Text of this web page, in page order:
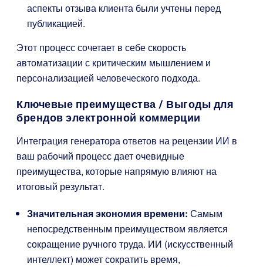
аспекты отзыва клиента были учтены перед
публикацией.
Этот процесс сочетает в себе скорость
автоматизации с критическим мышлением и
персонализацией человеческого подхода.
Ключевые преимущества / Выгоды для
брендов электронной коммерции
Интеграция генератора ответов на рецензии ИИ в
ваш рабочий процесс дает очевидные
преимущества, которые напрямую влияют на
итоговый результат.
Значительная экономия времени: Самым
непосредственным преимуществом является
сокращение ручного труда. ИИ (искусственный
интеллект) может сократить время,